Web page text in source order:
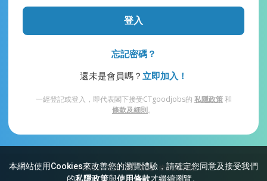
本網站使用Cookies來改善您的瀏覽體驗，請確定您同意及接受我們
的私隱政策與使用條款才繼續瀏覽。
登入
忘記密碼？
還未是會員嗎？ 立即加入！
一經登記或登入，即代表閣下接受CTgoodjobs的 私隱政策和
條款及細則。
網站索引 常見問題 私隱 條款及細則